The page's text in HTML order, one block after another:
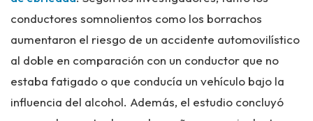
conductores somnolientos como los borrachos
aumentaron el riesgo de un accidente automovilístico
al doble en comparación con un conductor que no
estaba fatigado o que conducía un vehículo bajo la
influencia del alcohol. Además, el estudio concluyó